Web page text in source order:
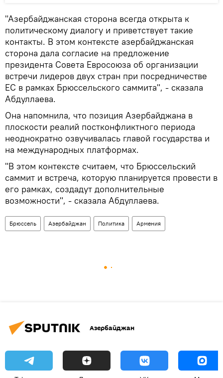
"Азербайджанская сторона всегда открыта к
политическому диалогу и приветствует такие
контакты. В этом контексте азербайджанская
сторона дала согласие на предложение
президента Совета Евросоюза об организации
встречи лидеров двух стран при посредничестве
ЕС в рамках Брюссельского саммита", - сказала
Абдуллаева.
Она напомнила, что позиция Азербайджана в
плоскости реалий постконфликтного периода
неоднократно озвучивалась главой государства и
на международных платформах.
"В этом контексте считаем, что Брюссельский
саммит и встреча, которую планируется провести в
его рамках, создадут дополнительные
возможности", - сказала Абдуллаева.
Брюссель Азербайджан Политика Армения
Азербайджан